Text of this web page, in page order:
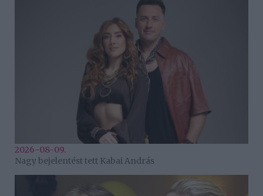
2026-08-09.
Nagy bejelentést tett Kabai András